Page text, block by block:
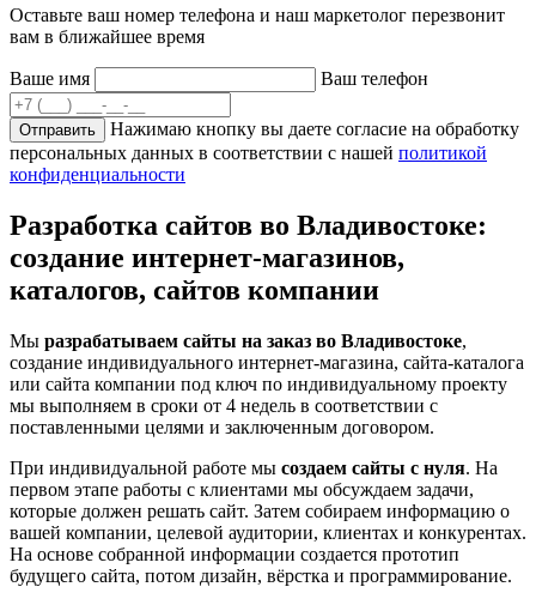
Оставьте ваш номер телефона и наш маркетолог перезвонит
вам в ближайшее время
Ваше имя Ваш телефон
Нажимаю кнопку вы даете согласие на обработку
персональных данных в соответствии с нашей политикой
конфиденциальности
Разработка сайтов во Владивостоке:
создание интернет-магазинов,
каталогов, сайтов компании
Мы разрабатываем сайты на заказ во Владивостоке,
создание индивидуального интернет-магазина, сайта-каталога
или сайта компании под ключ по индивидуальному проекту
мы выполняем в сроки от 4 недель в соответствии с
поставленными целями и заключенным договором.
При индивидуальной работе мы создаем сайты с нуля. На
первом этапе работы с клиентами мы обсуждаем задачи,
которые должен решать сайт. Затем собираем информацию о
вашей компании, целевой аудитории, клиентах и конкурентах.
На основе собранной информации создается прототип
будущего сайта, потом дизайн, вёрстка и программирование.